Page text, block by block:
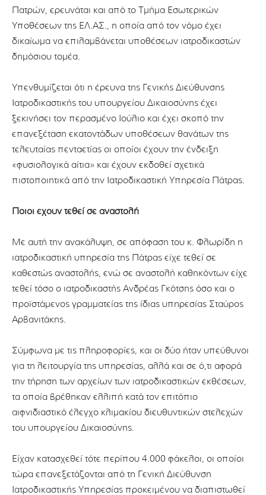
Πατρών, ερευνάται και από το Τμήμα Εσωτερικών
Υποθέσεων της ΕΛ.ΑΣ., η οποία από τον νόμο έχει
δικαίωμα να επιλαμβάνεται υποθέσεων ιατροδικαστών
δημόσιου τομέα.
Υπενθυμίζεται ότι η έρευνα της Γενικής Διεύθυνσης
Ιατροδικαστικής του υπουργείου Δικαιοσύνης έχει
ξεκινήσει τον περασμένο Ιούλιο και έχει σκοπό την
επανεξέταση εκατοντάδων υποθέσεων θανάτων της
τελευταίας πενταετίας οι οποίοι έχουν την ένδειξη
«φυσιολογικά αίτια» και έχουν εκδοθεί σχετικά
πιστοποιητικά από την Ιατροδικαστική Υπηρεσία Πάτρας.
Ποιοι έχουν τεθεί σε αναστολή
Με αυτή την ανακάλυψη, σε απόφαση του κ. Φλωρίδη η
ιατροδικαστική υπηρεσία της Πάτρας είχε τεθεί σε
καθεστώς αναστολής, ενώ σε αναστολή καθηκόντων είχε
τεθεί τόσο ο ιατροδικαστής Ανδρέας Γκότσης όσο και ο
προϊστάμενος γραμματείας της ίδιας υπηρεσίας Σταύρος
Αρβανιτάκης.
Σύμφωνα με τις πληροφορίες, και οι δύο ήταν υπεύθυνοι
για τη λειτουργία της υπηρεσίας, αλλά και σε ό,τι αφορά
την τήρηση των αρχείων των ιατροδικαστικών εκθέσεων,
τα οποία βρέθηκαν ελλιπή κατά τον επιτόπιο
αιφνιδιαστικό έλεγχο κλιμακίου διευθυντικών στελεχών
του υπουργείου Δικαιοσύνης.
Είχαν κατασχεθεί τότε περίπου 4.000 φάκελοι, οι οποίοι
τώρα επανεξετάζονται από τη Γενική Διεύθυνση
Ιατροδικαστικής Υπηρεσίας προκειμένου να διαπιστωθεί